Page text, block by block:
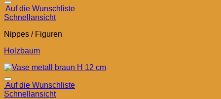
Auf die Wunschliste
Schnellansicht
Nippes / Figuren
Holzbaum
Auf die Wunschliste
Schnellansicht